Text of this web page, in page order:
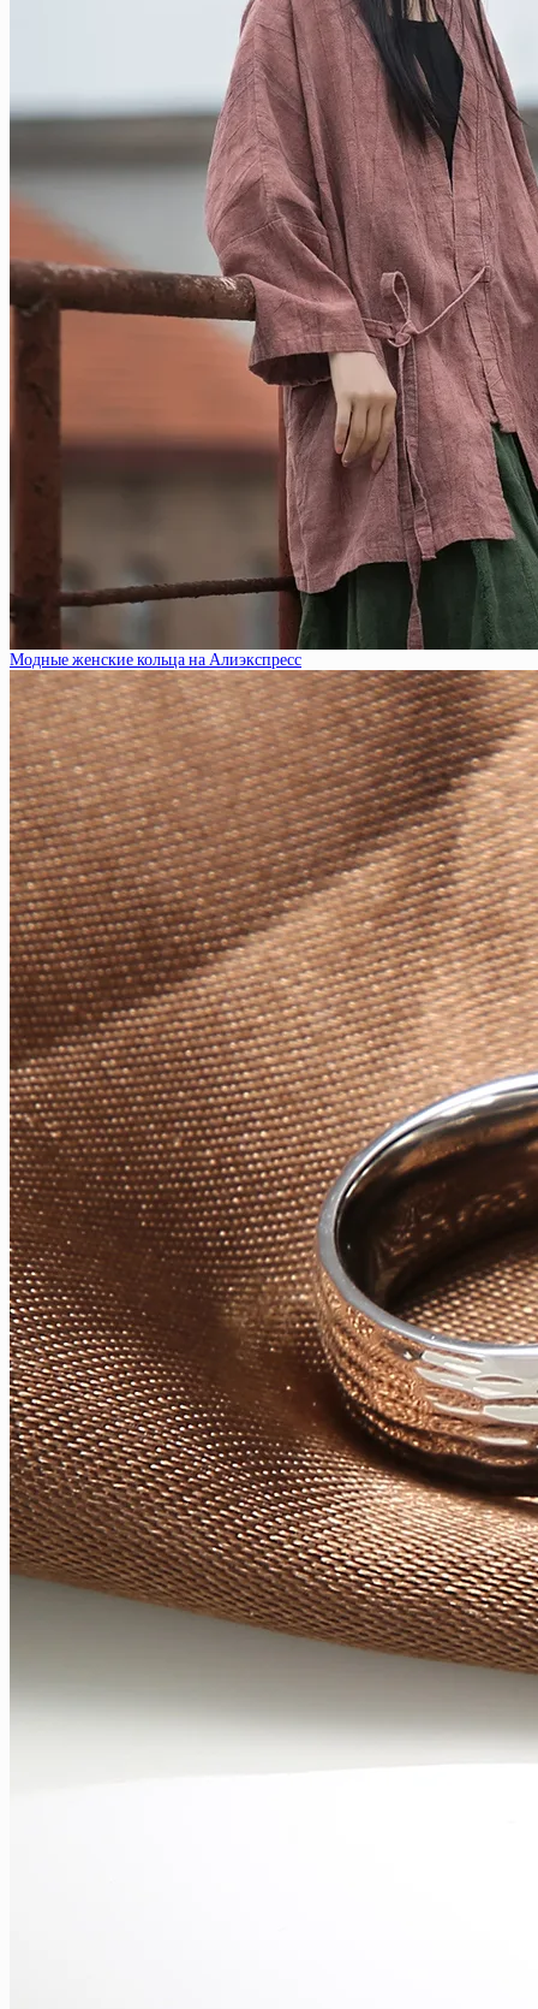
Модные женские кольца на Алиэкспресс